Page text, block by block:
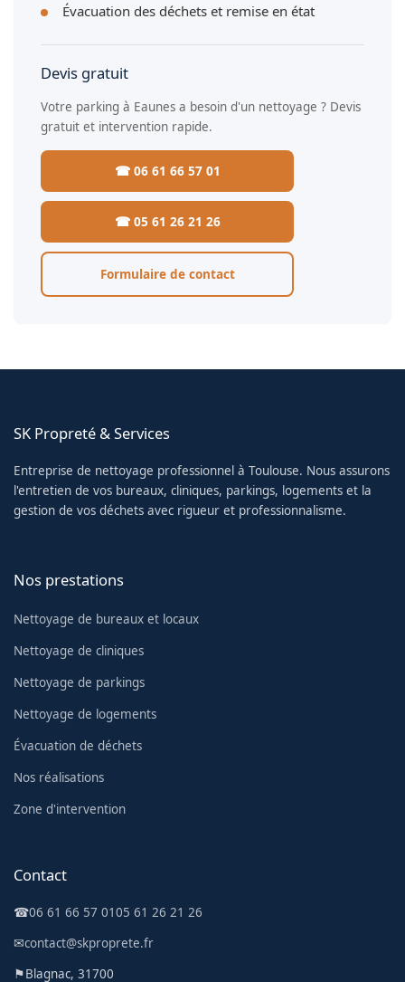
Évacuation des déchets et remise en état
Devis gratuit
Votre parking à Eaunes a besoin d'un nettoyage ? Devis
gratuit et intervention rapide.
☎ 06 61 66 57 01
☎ 05 61 26 21 26
Formulaire de contact
SK Propreté & Services
Entreprise de nettoyage professionnel à Toulouse. Nous assurons
l'entretien de vos bureaux, cliniques, parkings, logements et la
gestion de vos déchets avec rigueur et professionnalisme.
Nos prestations
Nettoyage de bureaux et locaux
Nettoyage de cliniques
Nettoyage de parkings
Nettoyage de logements
Évacuation de déchets
Nos réalisations
Zone d'intervention
Contact
☎06 61 66 57 0105 61 26 21 26
✉contact@skproprete.fr
⚑Blagnac, 31700